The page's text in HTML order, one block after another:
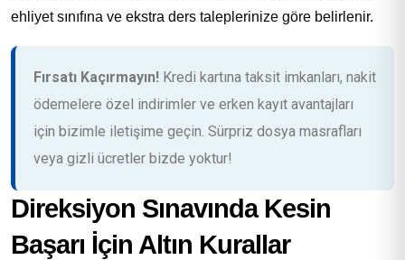
ehliyet sınıfına ve ekstra ders taleplerinize göre belirlenir.
Fırsatı Kaçırmayın! Kredi kartına taksit imkanları, nakit
ödemelere özel indirimler ve erken kayıt avantajları
için bizimle iletişime geçin. Sürpriz dosya masrafları
veya gizli ücretler bizde yoktur!
Direksiyon Sınavında Kesin
Başarı İçin Altın Kurallar